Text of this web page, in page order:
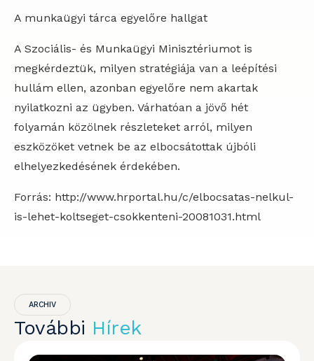
A munkaügyi tárca egyelőre hallgat
A Szociális- és Munkaügyi Minisztériumot is
megkérdeztük, milyen stratégiája van a leépítési
hullám ellen, azonban egyelőre nem akartak
nyilatkozni az ügyben. Várhatóan a jövő hét
folyamán közölnek részleteket arról, milyen
eszközöket vetnek be az elbocsátottak újbóli
elhelyezkedésének érdekében.
Forrás: http://www.hrportal.hu/c/elbocsatas-nelkul-
is-lehet-koltseget-csokkenteni-20081031.html
ARCHIV
További Hírek